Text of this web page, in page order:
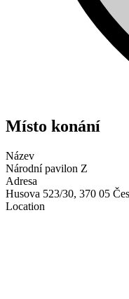
Místo konání
Název
Národní pavilon Z
Adresa
Husova 523/30, 370 05
Location